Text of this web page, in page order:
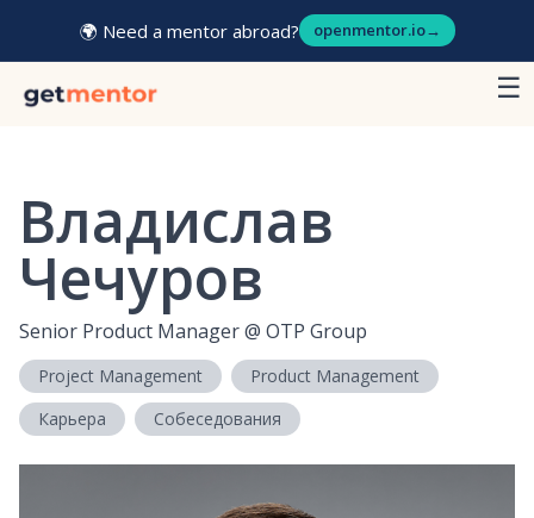
🌍 Need a mentor abroad? openmentor.io→
☰
Владислав
Чечуров
Senior Product Manager@ OTP Group
Project Management
Product Management
Карьера
Собеседования